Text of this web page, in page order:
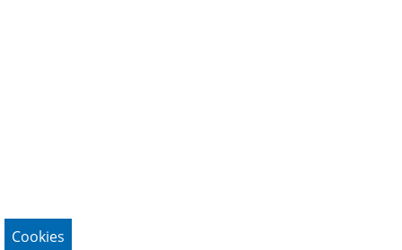
Cookies